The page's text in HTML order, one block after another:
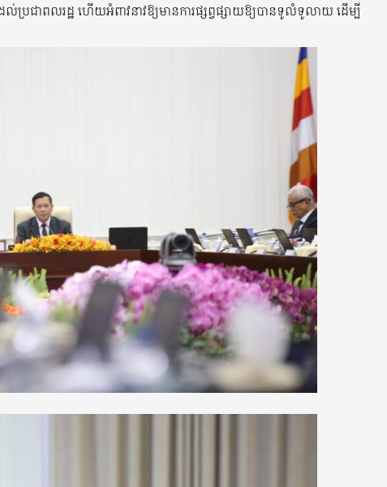
ប្រជាពលរដ្ឋ ហើយអំពាវនាវឱ្យមានការផ្សព្វផ្សាយឱ្យបានទូលំទូលាយ ដើម្បី